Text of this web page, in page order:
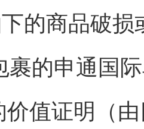
的商品破
裹的申通国
价值证明（